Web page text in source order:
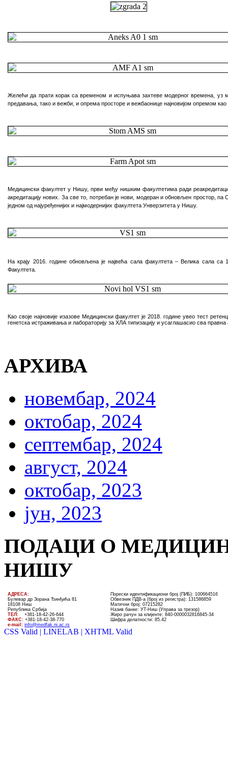
Желећи да прати корак са временом и испуњава захтеве модерног времена, уз
предавања, тако и вежби, и опрема просторе и вежбаонице најновијом опремом као
Медицински факултет у Нишу, први међу нишким факултетима ради
акредитацију нових. За све то, потребан је нови, модеран и обновљен простор,
једном од најуређенијих и најмодернијих факултета Унверзитета у Нишу.
На крају 2016. године обновљена је највећа сала факултета – Велика сала са
Факултета.
Као своје најновије изазове Медицински факултет је 2018. године увео тест
генетска истраживања и лабораторију за ХЛА типизацију и усаглашасио сва
АРХИВА
новембар, 2024
октобар, 2024
септембар, 2024
август, 2024
октобар, 2023
јун, 2023
ПОДАЦИ О
НИШУ
AДРЕСА:
Булевар др Зорана Ђинђића 81
18108 Ниш
Република Србија
ТЕЛ: +381-18-42-26-644
ФАКС: +381-18-42-38-770
e-mail: info@medfak.ni.ac.rs
Порески идентификациони број (ПИБ): 100664516
Обвезник ПДВ-а (број из регистра): 131586859
Матични број: 07215282
Назив банке: УT-Ниш (Управа за трезор)
Жиро рачун за клијенте:840-0000032816845-34
Шифра делатности: 85.42
CSS Valid | LINELAB | XHTML Valid